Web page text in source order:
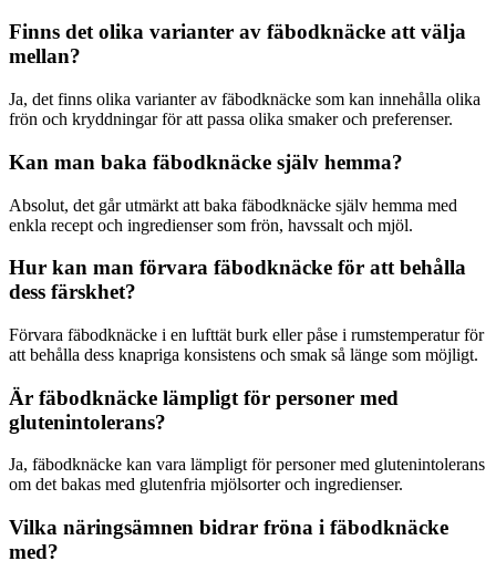
Finns det olika varianter av fäbodknäcke att välja
mellan?
Ja, det finns olika varianter av fäbodknäcke som kan innehålla olika
frön och kryddningar för att passa olika smaker och preferenser.
Kan man baka fäbodknäcke själv hemma?
Absolut, det går utmärkt att baka fäbodknäcke själv hemma med
enkla recept och ingredienser som frön, havssalt och mjöl.
Hur kan man förvara fäbodknäcke för att behålla
dess färskhet?
Förvara fäbodknäcke i en lufttät burk eller påse i rumstemperatur för
att behålla dess knapriga konsistens och smak så länge som möjligt.
Är fäbodknäcke lämpligt för personer med
glutenintolerans?
Ja, fäbodknäcke kan vara lämpligt för personer med glutenintolerans
om det bakas med glutenfria mjölsorter och ingredienser.
Vilka näringsämnen bidrar fröna i fäbodknäcke
med?